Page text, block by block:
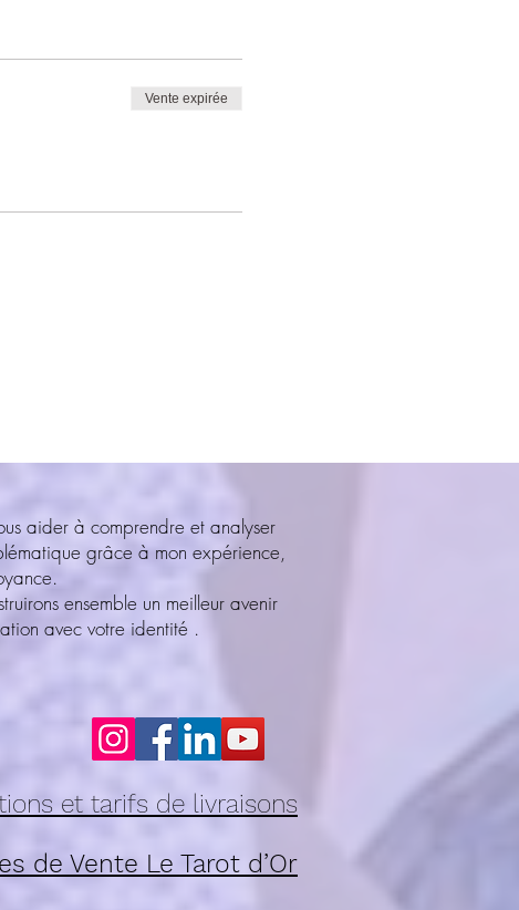
Vente expirée
aider à comprendre et analyser
grâce à mon expérience,
ensemble un meilleur avenir
avec votre identité .
et tarifs de livraisons
de Vente Le Tarot d’Or